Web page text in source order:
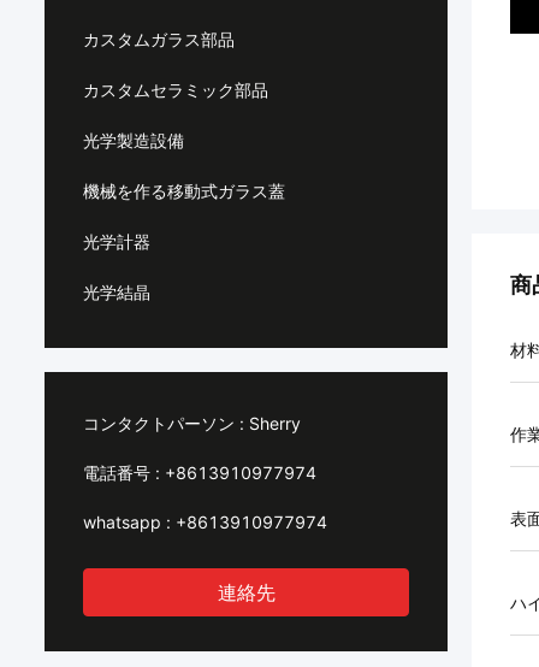
カスタムガラス部品
カスタムセラミック部品
光学製造設備
機械を作る移動式ガラス蓋
光学計器
光学結晶
コンタクトパーソン : Sherry
電話番号 : +8613910977974
whatsapp : +8613910977974
連絡先
商
材
作
表
ハ